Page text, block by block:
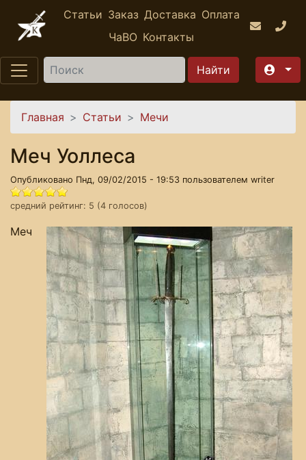
Перейти к основному содержанию
Статьи Заказ Доставка Оплата
ЧаВО Контакты
Найти
Вы здесь
Главная Статьи Мечи
Меч Уоллеса
Опубликовано Пнд, 09/02/2015 - 19:53 пользователем writer
средний рейтинг: 5 (4 голосов)
Меч